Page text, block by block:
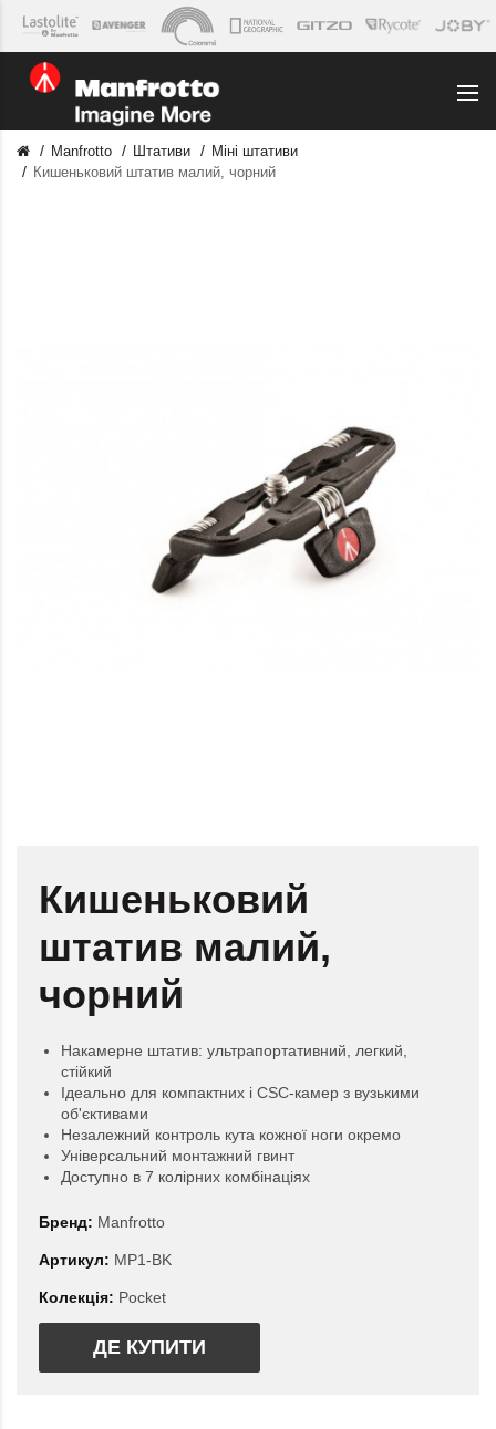
Manfrotto Штативи
Міні штативи
Кишеньковий штатив малий, чорний
Кишеньковий
штатив малий,
чорний
Накамерне штатив: ультрапортативний, легкий,
стійкий
Ідеально для компактних і CSC-камер з вузькими
об'єктивами
Незалежний контроль кута кожної ноги окремо
Універсальний монтажний гвинт
Доступно в 7 колірних комбінаціях
Бренд: Manfrotto
Артикул: MP1-BK
Колекція: Pocket
ДЕ КУПИТИ